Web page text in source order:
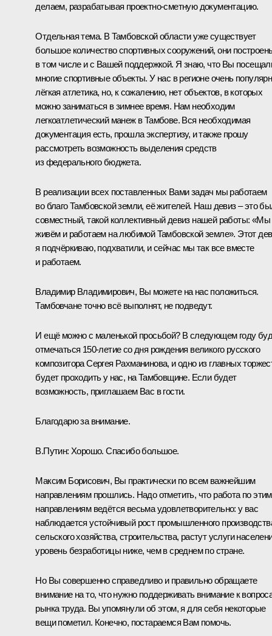
делаем, разрабатывая проектно-сметную документацию.
Отдельная тема. В Тамбовской области уже существует
большое количество спортивных сооружений, они
в том числе и с Вашей поддержкой. Я знаю, что Вы
многие спортивные объекты. У нас в регионе очень
лёгкая атлетика, но, к сожалению, нет объектов, в которых
можно заниматься в зимнее время. Нам необходим
легкоатлетический манеж в Тамбове. Вся необходимая
документация есть, прошла экспертизу, и также прошу
рассмотреть возможность выделения средств
из федерального бюджета.
В реализации всех поставленных Вами задач мы работаем
во благо Тамбовской земли, её жителей. Наш девиз – это
совместный, такой коллективный девиз нашей работы: «Мы
живём и работаем на любимой Тамбовской земле». Этот
я подчёркиваю, подхватили, и сейчас мы так все вместе
и работаем.
Владимир Владимирович, Вы можете на нас положиться.
Тамбовчане точно всё выполнят, не подведут.
И ещё можно с маленькой просьбой? В следующем году
отмечаться 150-летие со дня рождения великого русского
композитора Сергея Рахманинова, и одно из главных
будет проходить у нас, на Тамбовщине. Если будет
возможность, приглашаем Вас в гости.
Благодарю за внимание.
В.Путин: Хорошо. Спасибо большое.
Максим Борисович, Вы практически по всем важнейшим
направлениям прошлись. Надо отметить, что работа по этим
направлениям ведётся весьма удовлетворительно: у вас
наблюдается устойчивый рост промышленного
сельского хозяйства, строительства, растут услуги
уровень безработицы ниже, чем в среднем по стране.
Но Вы совершенно справедливо и правильно обращаете
внимание на то, что нужно поддерживать внимание к
рынка труда. Вы упомянули об этом, я для себя некоторые
вещи пометил. Конечно, постараемся Вам помочь.